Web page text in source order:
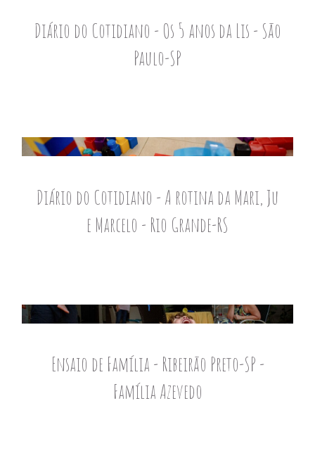
Diário do Cotidiano - Os 5 anos da Lis - São
Paulo-SP
Diário do Cotidiano - A rotina da Mari, Ju
e Marcelo - Rio Grande-RS
Ensaio de Família - Ribeirão Preto-SP -
Família Azevedo